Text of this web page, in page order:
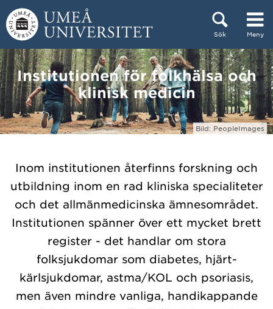
Hoppa direkt till innehållet
Sök Meny
Huvudmenyn dold.
Institutionen för folkhälsa och
klinisk medicin
Bild: PeopleImages
Inom institutionen återfinns forskning och
utbildning inom en rad kliniska specialiteter
och det allmänmedicinska ämnesområdet.
Institutionen spänner över ett mycket brett
register - det handlar om stora
folksjukdomar som diabetes, hjärt-
kärlsjukdomar, astma/KOL och psoriasis,
men även mindre vanliga, handikappande